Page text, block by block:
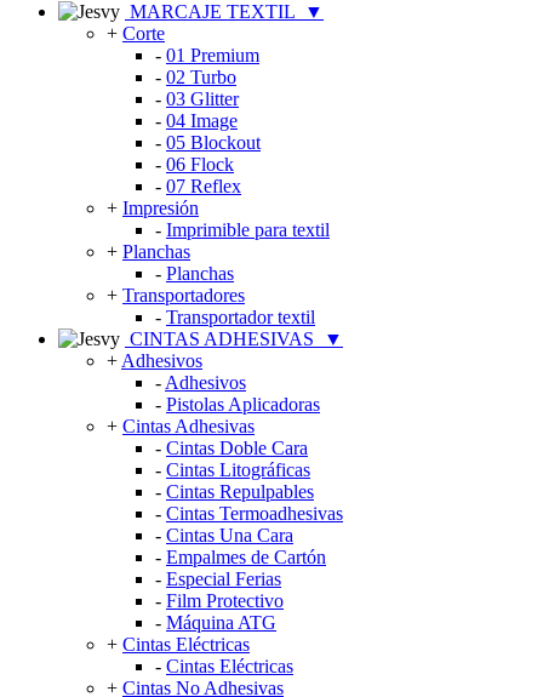
MARCAJE TEXTIL
▼
+ Corte
- 01 Premium
- 02 Turbo
- 03 Glitter
- 04 Image
- 05 Blockout
- 06 Flock
- 07 Reflex
+ Impresión
- Imprimible para textil
+ Planchas
- Planchas
+ Transportadores
- Transportador textil
CINTAS ADHESIVAS
▼
+ Adhesivos
- Adhesivos
- Pistolas Aplicadoras
+ Cintas Adhesivas
- Cintas Doble Cara
- Cintas Litográficas
- Cintas Repulpables
- Cintas Termoadhesivas
- Cintas Una Cara
- Empalmes de Cartón
- Especial Ferias
- Film Protectivo
- Máquina ATG
+ Cintas Eléctricas
- Cintas Eléctricas
+ Cintas No Adhesivas